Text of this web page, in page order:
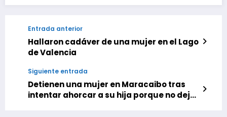
Entrada anterior
Hallaron cadáver de una mujer en el Lago
de Valencia
Siguiente entrada
Detienen una mujer en Maracaibo tras
intentar ahorcar a su hija porque no dejó